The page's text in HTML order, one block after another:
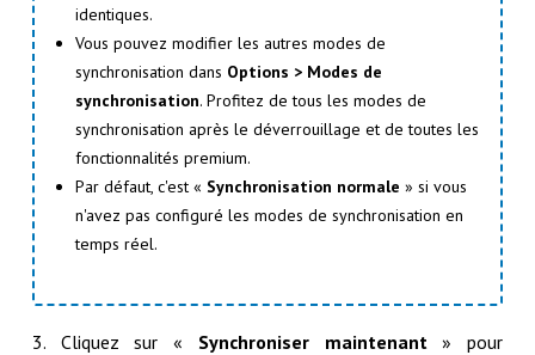
identiques.
Vous pouvez modifier les autres modes de
synchronisation dans Options > Modes de
synchronisation. Profitez de tous les modes de
synchronisation après le déverrouillage et de toutes les
fonctionnalités premium.
Par défaut, c'est « Synchronisation normale » si vous
n'avez pas configuré les modes de synchronisation en
temps réel.
3. Cliquez sur « Synchroniser maintenant» pour